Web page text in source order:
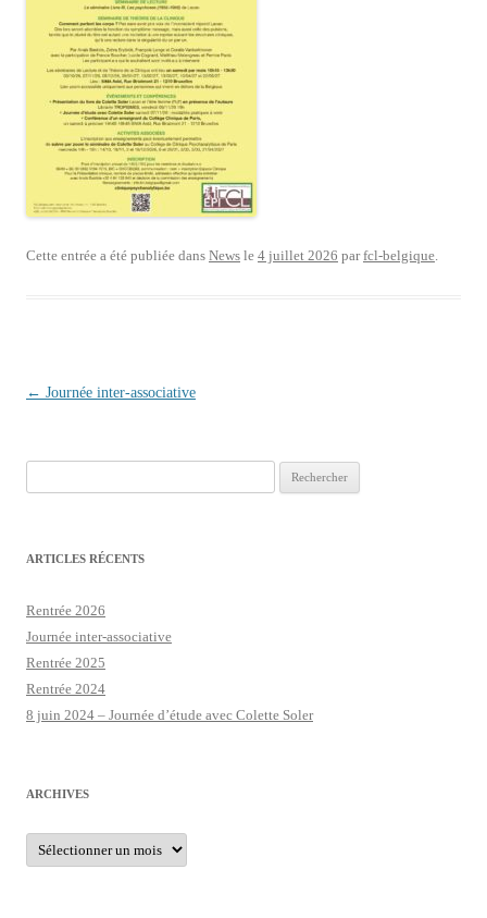
Cette entrée a été publiée dans News le 4 juillet 2026 parfcl-belgique.
Navigation des articles
← Journée inter-associative
ARTICLES RÉCENTS
Rentrée 2026
Journée inter-associative
Rentrée 2025
Rentrée 2024
8 juin 2024 – Journée d’étude avec Colette Soler
ARCHIVES
Archives